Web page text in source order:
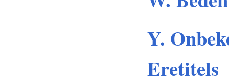
Y.
Eretitels